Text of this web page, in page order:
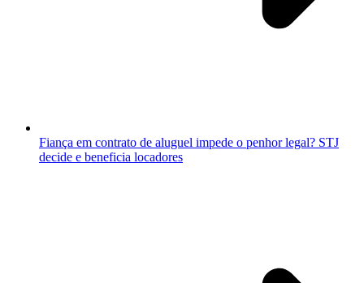
Fiança em contrato de aluguel impede o penhor legal? STJ
decide e beneficia locadores